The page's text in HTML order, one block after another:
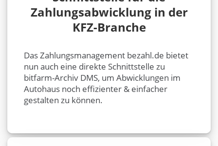
Zahlungsabwicklung in der
KFZ-Branche
Das Zahlungsmanagement bezahl.de bietet
nun auch eine direkte Schnittstelle zu
bitfarm-Archiv DMS, um Abwicklungen im
Autohaus noch effizienter & einfacher
gestalten zu können.